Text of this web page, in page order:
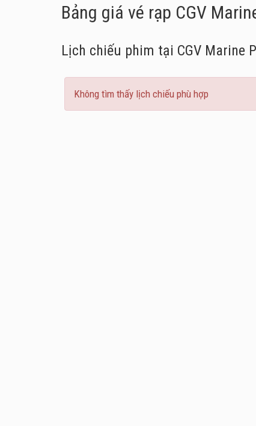
Với 3 phòng chiếu, gồm 1 phòng chiếu
Bảng giá vé rạp CGV
Lịch chiếu phim tại CGV Marine
Không tìm thấy lịch chiếu phù hợp